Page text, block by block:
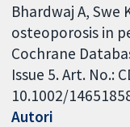
Bhardwaj A, Swe
osteoporosis in
Cochrane
Issue 5. Art. No.:
10.1002/
Autori